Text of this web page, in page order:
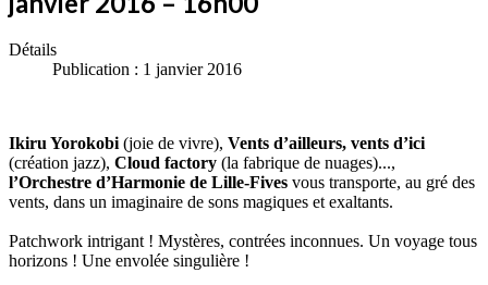
Détails
Publication : 1 janvier 2016
Ikiru Yorokobi (joie de vivre), Vents d’ailleurs, vents d’ici
(création jazz), Cloud factory (la fabrique de nuages)...,
l’Orchestre d’Harmonie de Lille-Fives vous transporte, au gré des
vents, dans un imaginaire de sons magiques et exaltants.
Patchwork intrigant ! Mystères, contrées inconnues. Un voyage tous
horizons ! Une envolée singulière !